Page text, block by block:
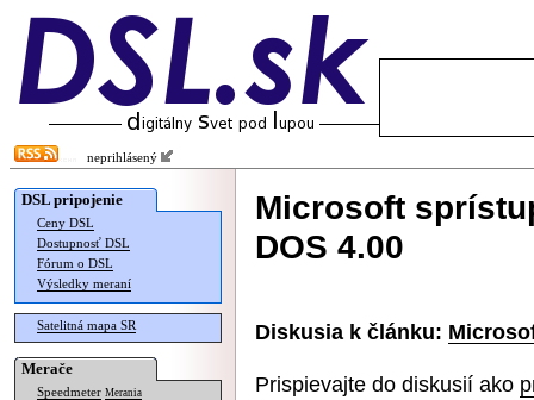
neprihlásený
DSL pripojenie
Ceny DSL
Dostupnosť DSL
Fórum o DSL
Výsledky meraní
Satelitná mapa SR
Merače
Speedmeter Merania
Microsoft
DOS 4.00
Diskusia k článku:
Prispievajte do diskusií ako